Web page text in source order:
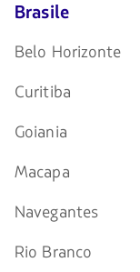
Brasile
Belo Horizonte
Curitiba
Goiania
Macapa
Navegantes
Rio Branco